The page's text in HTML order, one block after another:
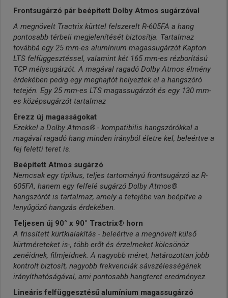
Frontsugárzó pár beépített Dolby Atmos sugárzóval
A megnövelt Tractrix kürttel felszerelt R-605FA a hang
pontosabb térbeli megjelenítését biztosítja. Tartalmaz
továbbá egy 25 mm-es alumínium magassugárzót Kapton
LTS felfüggesztéssel, valamint két 165 mm-es rézborítású
TCP mélysugárzót. A magával ragadó Dolby Atmos élmény
érdekében pedig egy meghajtót helyeztek el a hangszóró
tetején. Egy 25 mm-es LTS magassugárzót és egy 130 mm-
es középsugárzót tartalmaz
Érezz új magasságokat
Ezekkel a Dolby Atmos® - kompatibilis hangszórókkal a
magával ragadó hang minden irányból életre kel, beleértve a
fej feletti teret is.
Beépített Atmos sugárzó
Nemcsak egy tipikus, teljes tartományú frontsugárzó az R-
605FA, hanem egy felfelé sugárzó Dolby Atmos®
hangszórót is tartalmaz, amely a tetejébe van beépítve a
lenyűgöző hangzás érdekében.
Teljesen új 90° x 90° Tractrix® horn
A frissített kürtkialakítás - beleértve a megnövelt külső
kürtméreteket is-, több erőt és érzelmeket kölcsönöz
zenéidnek, filmjeidnek. A nagyobb méret, határozottan jobb
kontrolt biztosít, nagyobb frekvenciák sávszélességének
irányíthatóságával, ami pontosabb hangteret eredményez.
Lineáris felfüggesztésű alumínium magassugárzó